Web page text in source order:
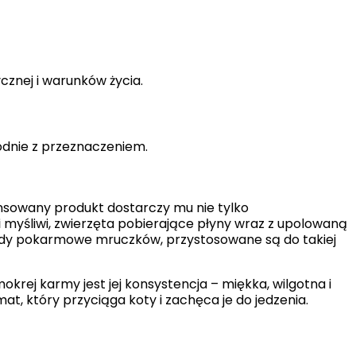
i warunków życia.
z przeznaczeniem.
produkt dostarczy mu nie tylko
zwierzęta pobierające płyny wraz z upolowaną
pokarmowe mruczków, przystosowane są do takiej
karmy jest jej konsystencja – miękka, wilgotna i
który przyciąga koty i zachęca je do jedzenia.